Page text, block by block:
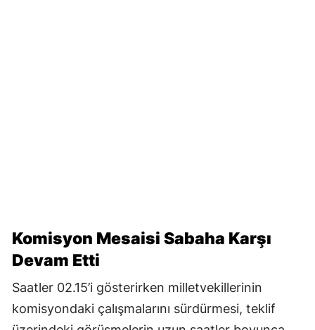
Komisyon Mesaisi Sabaha Karşı
Devam Etti
Saatler 02.15’i gösterirken milletvekillerinin
komisyondaki çalışmalarını sürdürmesi, teklif